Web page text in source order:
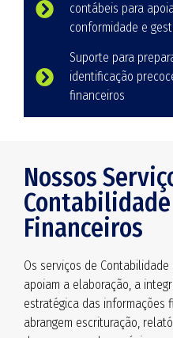
contábeis para
conformidade e
Suporte para
identificação
financeiros
Nossos
Financeiros
Os serviços de
apoiam a elaboração, a
estratégica das informações
abrangem escrituração,